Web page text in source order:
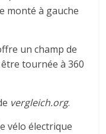
monté à gauche
un champ de
tournée à 360
vergleich.org.
vélo électrique